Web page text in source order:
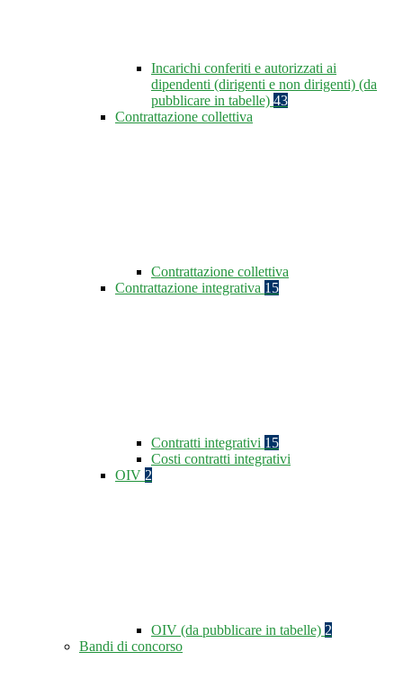
Incarichi conferiti e autorizzati ai
dipendenti (dirigenti e non dirigenti) (da
pubblicare in tabelle) 43
Contrattazione collettiva
Contrattazione collettiva
Contrattazione integrativa 15
Contratti integrativi 15
Costi contratti integrativi
OIV 2
OIV (da pubblicare in tabelle) 2
Bandi di concorso